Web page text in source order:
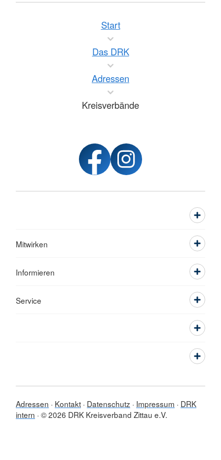
Start
Das DRK
Adressen
Kreisverbände
Mitwirken
Informieren
Service
Adressen Kontakt Datenschutz Impressum
DRK
intern © 2026 DRK Kreisverband Zittau e.V.